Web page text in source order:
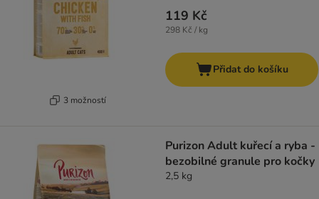
3 možností
119 Kč
298 Kč / kg
Přidat do košíku
Purizon Adult kuřecí a ryba -
bezobilné granule pro kočky
2,5 kg